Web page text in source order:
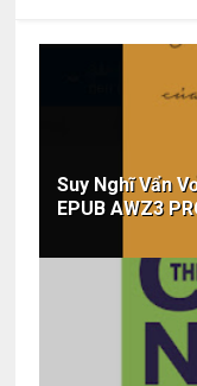
Suy Nghĩ Vẩn
EPUB AWZ3